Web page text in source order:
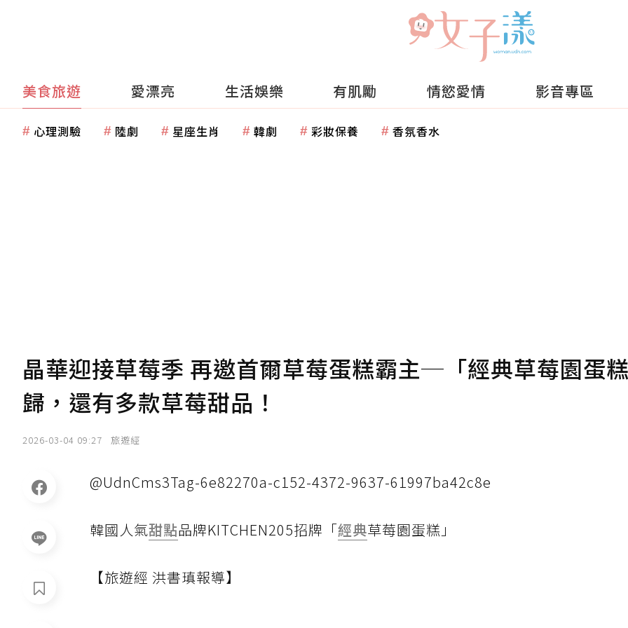
美食旅遊 愛漂亮 生活娛樂 有肌勵 情慾愛情 影音專區
心理測驗 陸劇 星座生肖 韓劇 彩妝保養 香氛香水
晶華迎接草莓季 再邀首爾草莓蛋糕霸主─「經典草莓園蛋
歸，還有多款草莓甜品！
2026-03-04 09:27 旅遊經
@UdnCms3Tag-6e82270a-c152-4372-9637-61997ba42c8e
韓國人氣甜點品牌KITCHEN205招牌「經典草莓園蛋糕」
【旅遊經 洪書瑱報導】